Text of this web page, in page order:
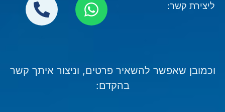
ליצירת קשר:
וכמובן שאפשר להשאיר פרטים, וניצור איתך קשר
בהקדם: